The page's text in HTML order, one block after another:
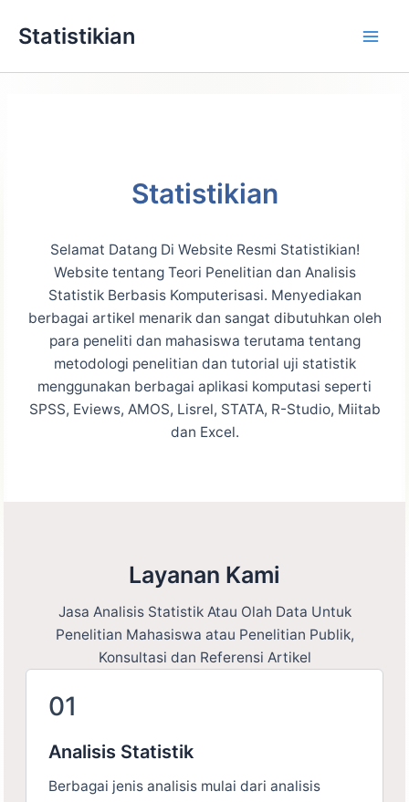
Statistikian
Statistikian
Selamat Datang Di Website Resmi Statistikian!
Website tentang Teori Penelitian dan Analisis
Statistik Berbasis Komputerisasi. Menyediakan
berbagai artikel menarik dan sangat dibutuhkan oleh
para peneliti dan mahasiswa terutama tentang
metodologi penelitian dan tutorial uji statistik
menggunakan berbagai aplikasi komputasi seperti
SPSS, Eviews, AMOS, Lisrel, STATA, R-Studio, Miitab
dan Excel.
Layanan Kami
Jasa Analisis Statistik Atau Olah Data Untuk
Penelitian Mahasiswa atau Penelitian Publik,
Konsultasi dan Referensi Artikel
01
Analisis Statistik
Berbagai jenis analisis mulai dari analisis